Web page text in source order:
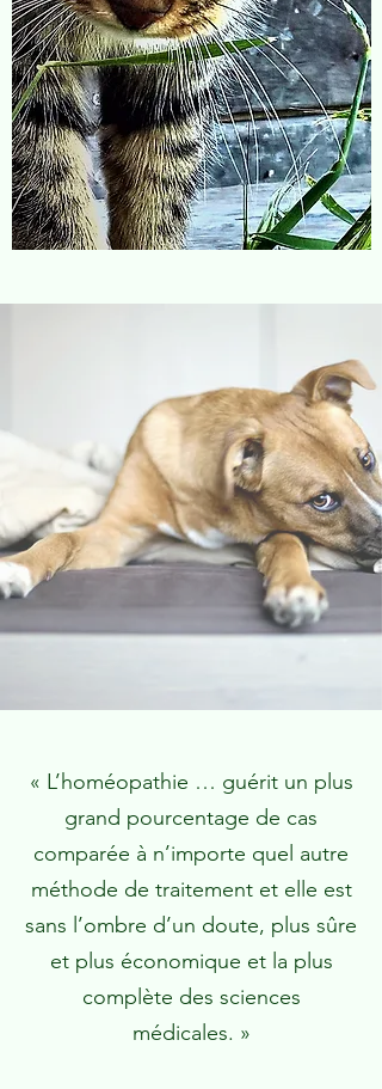
« L’homéopathie … guérit un plus
grand pourcentage de cas
comparée à n’importe quel autre
méthode de traitement et elle est
sans l’ombre d’un doute, plus sûre
et plus économique et la plus
complète des sciences
médicales. »